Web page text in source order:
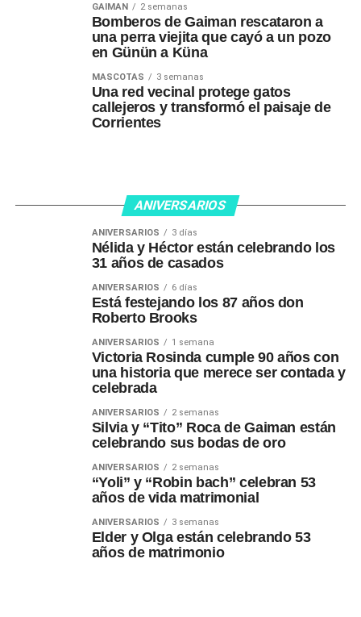
GAIMAN 2 semanas
Bomberos de Gaiman rescataron a
una perra viejita que cayó a un pozo
en Günün a Küna
MASCOTAS 3 semanas
Una red vecinal protege gatos
callejeros y transformó el paisaje de
Corrientes
ANIVERSARIOS
ANIVERSARIOS 3 días
Nélida y Héctor están celebrando los
31 años de casados
ANIVERSARIOS 6 días
Está festejando los 87 años don
Roberto Brooks
ANIVERSARIOS 1 semana
Victoria Rosinda cumple 90 años con
una historia que merece ser contada y
celebrada
ANIVERSARIOS 2 semanas
Silvia y “Tito” Roca de Gaiman están
celebrando sus bodas de oro
ANIVERSARIOS 2 semanas
“Yoli” y “Robin bach” celebran 53
años de vida matrimonial
ANIVERSARIOS 3 semanas
Elder y Olga están celebrando 53
años de matrimonio